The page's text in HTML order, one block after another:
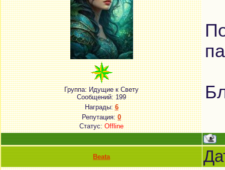
Группа: Идущие к Свету
Сообщений:199
Награды:6
Репутация:0
Статус:Offline
Beata